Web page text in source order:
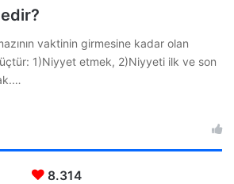
vaktinin girmesine kadar olan
1)Niyyet etmek, 2)Niyyeti ilk ve son
8.314